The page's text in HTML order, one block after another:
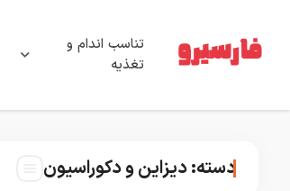
تناسب اندام و
تغذیه
دسته:دیزاین و دکوراسیون